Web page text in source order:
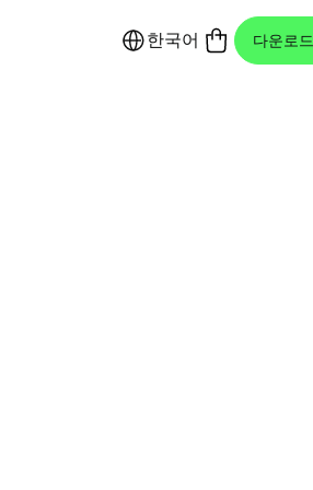
한국어 다운로드